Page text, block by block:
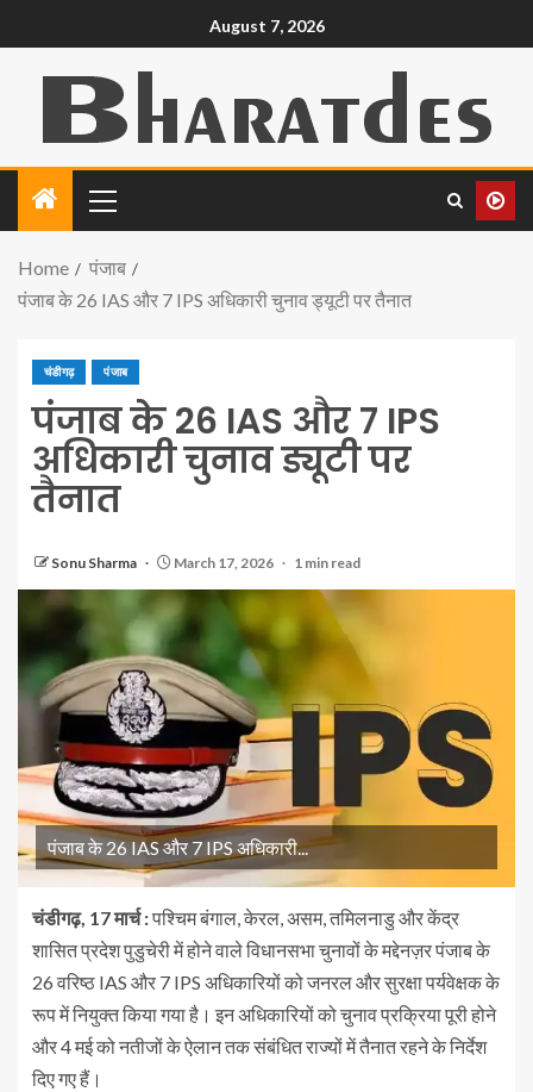
August 7, 2026
Home
पंजाब
पंजाब के 26 IAS और 7 IPS अधिकारी चुनाव ड्यूटी पर तैनात
चंडीगढ़ पंजाब
पंजाब के 26 IAS और 7 IPS
अधिकारी चुनाव ड्यूटी पर
तैनात
Sonu Sharma March 17, 2026 1 min read
पंजाब के 26 IAS और 7 IPS अधिकारी...
चंडीगढ़, 17 मार्च :पश्चिम बंगाल, केरल, असम, तमिलनाडु और केंद्र
शासित प्रदेश पुडुचेरी में होने वाले विधानसभा चुनावों के मद्देनज़र पंजाब के
26 वरिष्ठ IAS और 7 IPS अधिकारियों को जनरल और सुरक्षा पर्यवेक्षक के
रूप में नियुक्त किया गया है। इन अधिकारियों को चुनाव प्रक्रिया पूरी होने
और 4 मई को नतीजों के ऐलान तक संबंधित राज्यों में तैनात रहने के निर्देश
दिए गए हैं।